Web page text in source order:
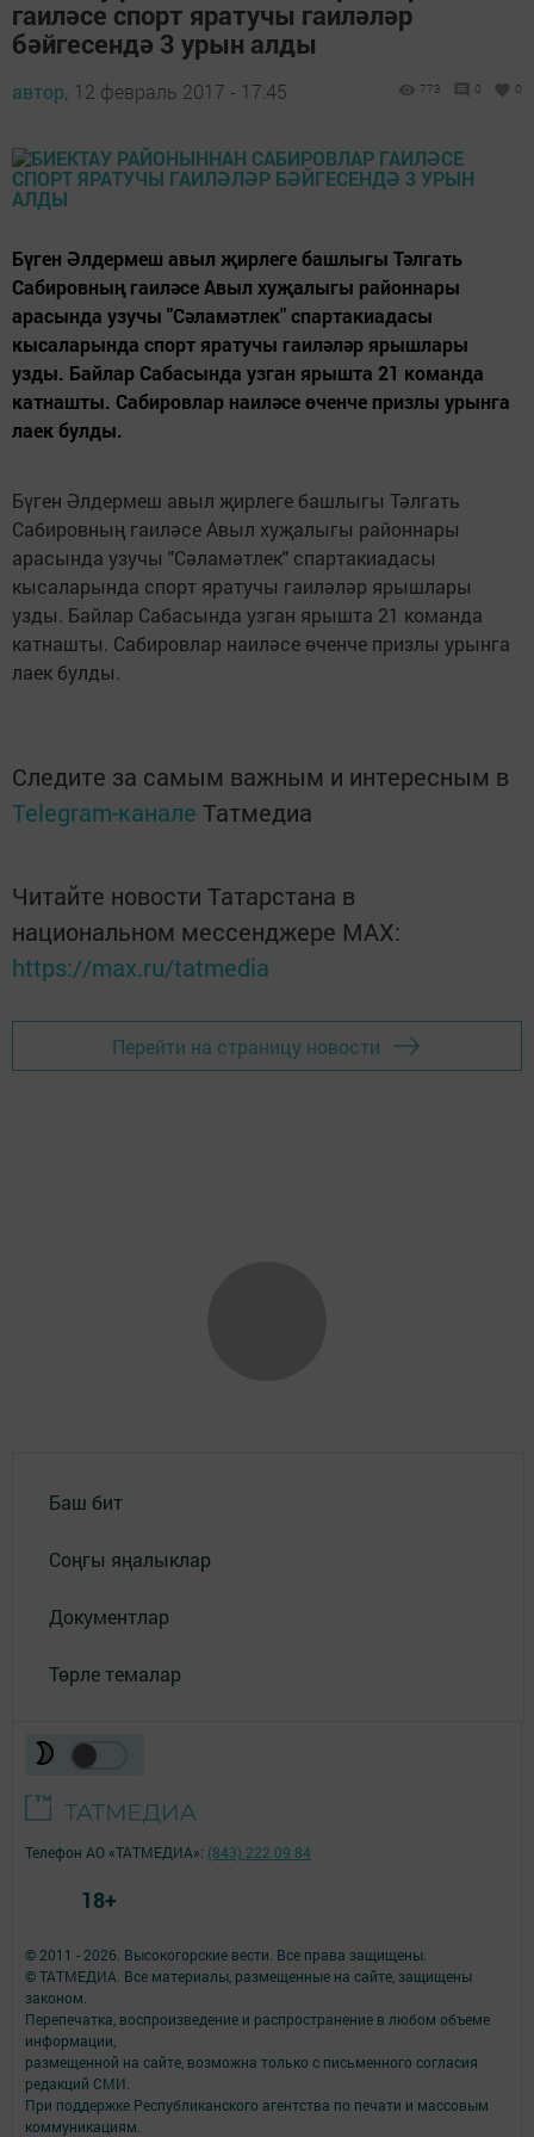
гаиләсе спорт яратучы гаиләләр
бәйгесендә 3 урын алды
автор, 12 февраль 2017 - 17:45 773 0 0
Бүген Әлдермеш авыл җирлеге башлыгы Тәлгать
Сабировның гаиләсе Авыл хуҗалыгы районнары
арасында узучы "Сәламәтлек" спартакиадасы
кысаларында спорт яратучы гаиләләр ярышлары
узды. Байлар Сабасында узган ярышта 21 команда
катнашты. Сабировлар наиләсе өченче призлы урынга
лаек булды.
Бүген Әлдермеш авыл җирлеге башлыгы Тәлгать
Сабировның гаиләсе Авыл хуҗалыгы районнары
арасында узучы "Сәламәтлек" спартакиадасы
кысаларында спорт яратучы гаиләләр ярышлары
узды. Байлар Сабасында узган ярышта 21 команда
катнашты. Сабировлар наиләсе өченче призлы урынга
лаек булды.
Следите за самым важным и интересным в
Telegram-канале Татмедиа
Читайте новости Татарстана в
национальном мессенджере MАХ:
https://max.ru/tatmedia
Перейти на страницу новости
Баш бит
Соңгы яңалыклар
Документлар
Төрле темалар
© 2011 - 2026. Высокогорские вести. Все права защищены.
© ТАТМЕДИА. Все материалы, размещенные на сайте, защищены
законом.
Перепечатка, воспроизведение и распространение в любом объеме
информации,
размещенной на сайте, возможна только с письменного согласия
редакций СМИ.
При поддержке Республиканского агентства по печати и массовым
коммуникациям.
Телефон АО «ТАТМЕДИА»: (843) 222 09 84
18+